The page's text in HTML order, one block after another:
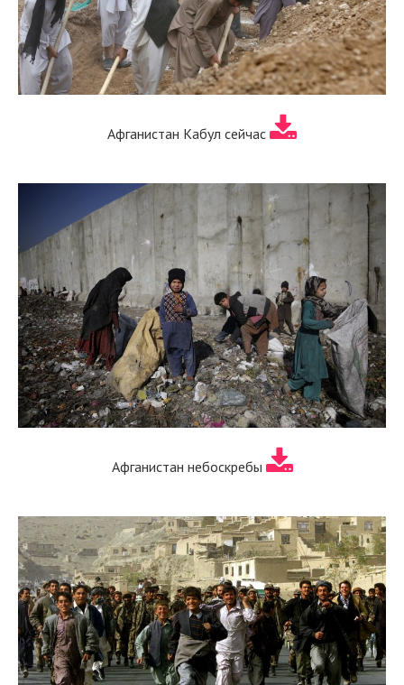
Афганистан Кабул сейчас
Афганистан небоскребы